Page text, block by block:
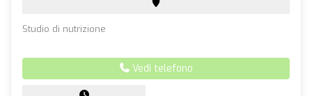
Studio di nutrizione
Vedi telefono